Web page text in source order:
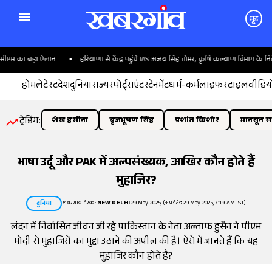
मूड
का बड़ा ऐलान हरियाणा से केंद्र पहुंचे IAS अजय सिंह तोमर, कृषि कल्याण विभाग के
होमलेटेस्टदेशदुनियाराज्यस्पोर्ट्सएंटरटेनमेंटधर्म-कर्मलाइफस्टाइल
ट्रेंडिंग: शेख हसीना बृजभूषण सिंह प्रशांत किशोर मानसून
भाषा उर्दू और PAK में अल्पसंख्यक, आखिर कौन होते हैं
मुहाजिर?
दुनिया खबरगांव डेस्क•NEW DELHI29 May 2025, (अपडेटेड 29 May 2025, 7:19 AM IST)
लंदन में निर्वासित जीवन जी रहे पाकिस्तान के नेता अल्ताफ हुसैन ने पीएम
मोदी से मुहाजिरों का मुद्दा उठाने की अपील की है। ऐसे में जानते हैं कि यह
मुहाजिर कौन होते हैं?